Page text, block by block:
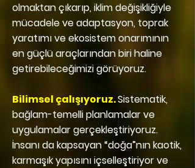
olmaktan çıkarıp, iklim değişikliğiyle
mücadele ve adaptasyon, toprak
yaratımı ve ekosistem onarımının
en güçlü araçlarından biri haline
getirebileceğimizi görüyoruz.
Bilimsel çalışıyoruz.Sistematik,
bağlam-temelli planlamalar ve
uygulamalar gerçekleştiriyoruz.
İnsanı da kapsayan “doğa”nın kaotik,
karmaşık yapısını içselleştiriyor ve